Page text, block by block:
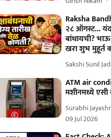
Raksha
२८ ऑगस्ट...
बांधायची?
खरा शुभ मुहूर्त
Sakshi Sunil
ATM air
मशीनमध्ये
Surabhi
09 Jul 2026